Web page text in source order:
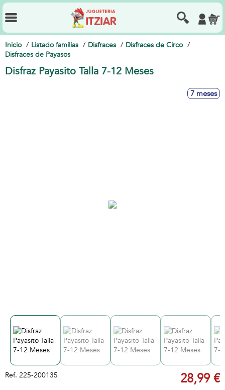
Inicio Listado familias Disfraces
Disfraces de Circo
Disfraces de Payasos
Disfraz Payasito Talla 7-12 Meses
7 meses
Ref. 225-200135 28,99 €